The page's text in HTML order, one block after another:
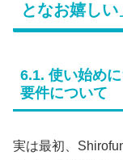
となお嬉し
6.1. 使い始め
要件について
実は最初、